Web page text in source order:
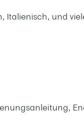
Italienisch, und